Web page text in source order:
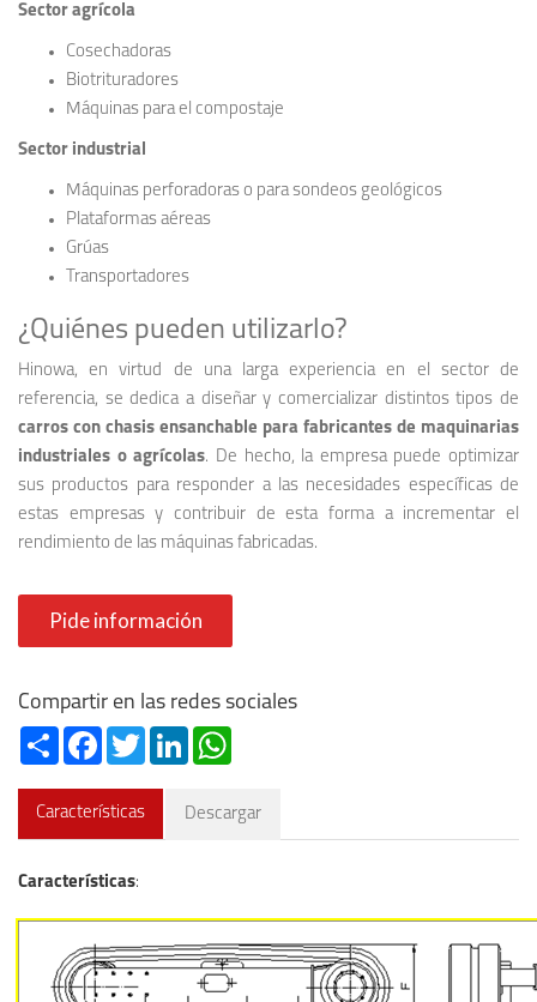
Sector agrícola
Cosechadoras
Biotrituradores
Máquinas para el compostaje
Sector industrial
Máquinas perforadoras o para sondeos geológicos
Plataformas aéreas
Grúas
Transportadores
¿Quiénes pueden utilizarlo?
Hinowa, en virtud de una larga experiencia en el sector de
referencia, se dedica a diseñar y comercializar distintos tipos de
carros con chasis ensanchable para fabricantes de maquinarias
industriales o agrícolas. De hecho, la empresa puede optimizar
sus productos para responder a las necesidades específicas de
estas empresas y contribuir de esta forma a incrementar el
rendimiento de las máquinas fabricadas.
Pide información
Compartir en las redes sociales
Share FacebookTwitterLinkedIn
Características Descargar
Características: